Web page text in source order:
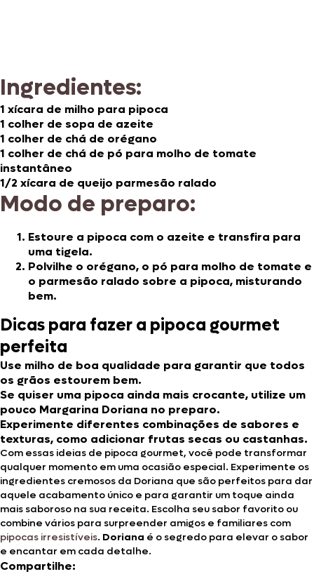
Ingredientes:
1 xícara de milho para pipoca
1 colher de sopa de azeite
1 colher de chá de orégano
1 colher de chá de pó para molho de tomate
instantâneo
1/2 xícara de queijo parmesão ralado
Modo de preparo:
Estoure a pipoca com o azeite e transfira para
uma tigela.
Polvilhe o orégano, o pó para molho de tomate e
o parmesão ralado sobre a pipoca, misturando
bem.
Dicas para fazer a pipoca gourmet
perfeita
Use milho de boa qualidade para garantir que todos
os grãos estourem bem.
Se quiser uma pipoca ainda mais crocante, utilize um
pouco Margarina Doriana no preparo.
Experimente diferentes combinações de sabores e
texturas, como adicionar frutas secas ou castanhas.
Com essas ideias de pipoca gourmet, você pode transformar
qualquer momento em uma ocasião especial. Experimente os
ingredientes cremosos da Doriana que são perfeitos para dar
aquele acabamento único e para garantir um toque ainda
mais saboroso na sua receita. Escolha seu sabor favorito ou
combine vários para surpreender amigos e familiares com
pipocas irresistíveis. Doriana é o segredo para elevar o sabor
e encantar em cada detalhe.
Compartilhe: